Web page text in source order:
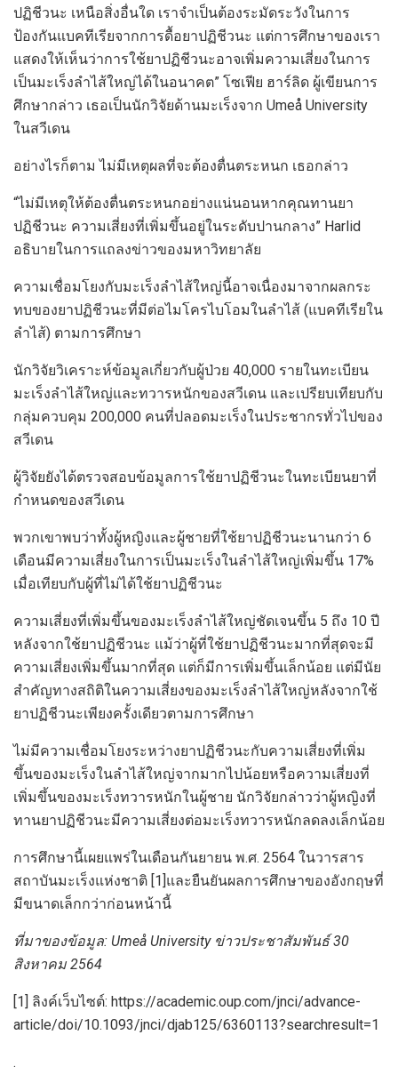
ปฏิชีวนะ เหนือสิ่งอื่นใด เราจำเป็นต้องระมัดระวังในการ
ป้องกันแบคทีเรียจากการดื้อยาปฏิชีวนะ แต่การศึกษาของเรา
แสดงให้เห็นว่าการใช้ยาปฏิชีวนะอาจเพิ่มความเสี่ยงในการ
เป็นมะเร็งลำไส้ใหญ่ได้ในอนาคต” โซเฟีย ฮาร์ลิด ผู้เขียนการ
ศึกษากล่าว เธอเป็นนักวิจัยด้านมะเร็งจาก Umeå University
ในสวีเดน
อย่างไรก็ตาม ไม่มีเหตุผลที่จะต้องตื่นตระหนก เธอกล่าว
“ไม่มีเหตุให้ต้องตื่นตระหนกอย่างแน่นอนหากคุณทานยา
ปฏิชีวนะ ความเสี่ยงที่เพิ่มขึ้นอยู่ในระดับปานกลาง” Harlid
อธิบายในการแถลงข่าวของมหาวิทยาลัย
ความเชื่อมโยงกับมะเร็งลำไส้ใหญ่นี้อาจเนื่องมาจากผลกระ
ทบของยาปฏิชีวนะที่มีต่อไมโครไบโอมในลำไส้ (แบคทีเรียใน
ลำไส้) ตามการศึกษา
นักวิจัยวิเคราะห์ข้อมูลเกี่ยวกับผู้ป่วย 40,000 รายในทะเบียน
มะเร็งลำไส้ใหญ่และทวารหนักของสวีเดน และเปรียบเทียบกับ
กลุ่มควบคุม 200,000 คนที่ปลอดมะเร็งในประชากรทั่วไปของ
สวีเดน
ผู้วิจัยยังได้ตรวจสอบข้อมูลการใช้ยาปฏิชีวนะในทะเบียนยาที่
กำหนดของสวีเดน
พวกเขาพบว่าทั้งผู้หญิงและผู้ชายที่ใช้ยาปฏิชีวนะนานกว่า 6
เดือนมีความเสี่ยงในการเป็นมะเร็งในลำไส้ใหญ่เพิ่มขึ้น 17%
เมื่อเทียบกับผู้ที่ไม่ได้ใช้ยาปฏิชีวนะ
ความเสี่ยงที่เพิ่มขึ้นของมะเร็งลำไส้ใหญ่ชัดเจนขึ้น 5 ถึง 10 ปี
หลังจากใช้ยาปฏิชีวนะ แม้ว่าผู้ที่ใช้ยาปฏิชีวนะมากที่สุดจะมี
ความเสี่ยงเพิ่มขึ้นมากที่สุด แต่ก็มีการเพิ่มขึ้นเล็กน้อย แต่มีนัย
สำคัญทางสถิติในความเสี่ยงของมะเร็งลำไส้ใหญ่หลังจากใช้
ยาปฏิชีวนะเพียงครั้งเดียวตามการศึกษา
ไม่มีความเชื่อมโยงระหว่างยาปฏิชีวนะกับความเสี่ยงที่เพิ่ม
ขึ้นของมะเร็งในลำไส้ใหญ่จากมากไปน้อยหรือความเสี่ยงที่
เพิ่มขึ้นของมะเร็งทวารหนักในผู้ชาย นักวิจัยกล่าวว่าผู้หญิงที่
ทานยาปฏิชีวนะมีความเสี่ยงต่อมะเร็งทวารหนักลดลงเล็กน้อย
การศึกษานี้เผยแพร่ในเดือนกันยายน พ.ศ. 2564 ในวารสาร
สถาบันมะเร็งแห่งชาติ [1]และยืนยันผลการศึกษาของอังกฤษที่
มีขนาดเล็กกว่าก่อนหน้านี้
ที่มาของข้อมูล: Umeå University ข่าวประชาสัมพันธ์ 30
สิงหาคม 2564
[1] ลิงค์เว็บไซต์: https://academic.oup.com/jnci/advance-
article/doi/10.1093/jnci/djab125/6360113?searchresult=1
.